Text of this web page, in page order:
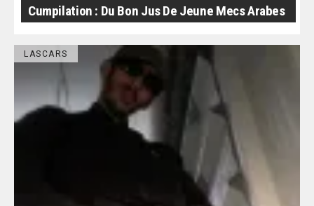
Cumpilation : Du Bon Jus De Jeune Mecs Arabes
LASCARS